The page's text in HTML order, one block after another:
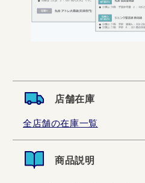
店舗在庫
全店舗の在庫一覧
商品説明